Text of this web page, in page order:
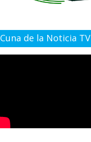
Cuna de la Noticia TV